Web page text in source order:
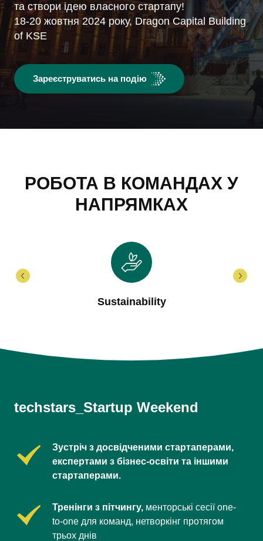
та створи ідею власного стартапу!
18-20 жовтня 2024 року, Dragon Capital Building
of KSE
Зареєструватись на подію
РОБОТА В КОМАНДАХ У
НАПРЯМКАХ
Sustainability
techstars_Startup Weekend
Зустріч з досвідченими стартаперами,
експертами з бізнес-освіти та іншими
стартаперами.
Тренінги з пітчингу, менторські сесії one-
to-one для команд, нетворкінг протягом
трьох днів